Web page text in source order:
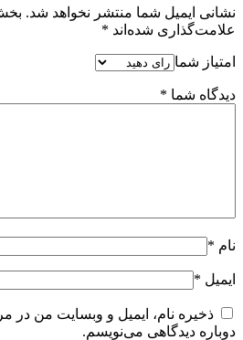
نشانی ایمیل شما منتشر نخواهد شد.
علامت‌گذاری شده‌اند *
امتیاز شما
دیدگاه شما *
نام *
ایمیل *
ذخیره نام، ایمیل و وبسایت من در
دوباره دیدگاهی می‌نویسم.